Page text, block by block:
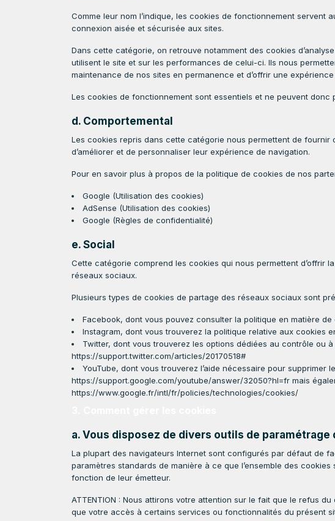
Comme leur nom l’indique, les cookies de fonctionnement
connexion aisée et sécurisée aux sites.
Dans cette catégorie, on retrouve notamment des cookies
utilisent le site et sur les performances de celui-ci. Ils nous
maintenance de nos sites en permanence et d’offrir une
Les cookies de fonctionnement sont essentiels et ne peuvent donc
d. Comportemental
Les cookies repris dans cette catégorie nous permettent de
d’améliorer et de personnaliser leur expérience de navigation.
Pour en savoir plus à propos de la politique de cookies de nos
Google (Utilisation des cookies)
AdSense (Utilisation des cookies)
Google (Règles de confidentialité)
e. Social
Cette catégorie comprend les cookies qui nous permettent d’offrir
réseaux sociaux.
Plusieurs types de cookies de partage des réseaux sociaux sont
Facebook, dont vous pouvez consulter la politique en matière
Instagram, dont vous trouverez la politique relative aux cookies
Twitter, dont vous trouverez les options dédiées au contrôle ou
https://support.twitter.com/articles/20170518#
YouTube, dont vous trouverez l’aide nécessaire pour
https://support.google.com/youtube/answer/32050?hl=fr mais
https://www.google.fr/intl/fr/policies/technologies/cookies/
a. Vous disposez de divers outils de paramétrage
La plupart des navigateurs Internet sont configurés par défaut de
paramètres standards de manière à ce que l’ensemble des
fonction de leur émetteur.
ATTENTION : Nous attirons votre attention sur le fait que le refus
que votre accès à certains services ou fonctionnalités du présent